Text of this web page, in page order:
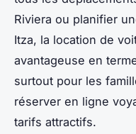
Riviera ou planifier
Itza, la location de
avantageuse en
surtout pour les
réserver en ligne
tarifs attractifs.